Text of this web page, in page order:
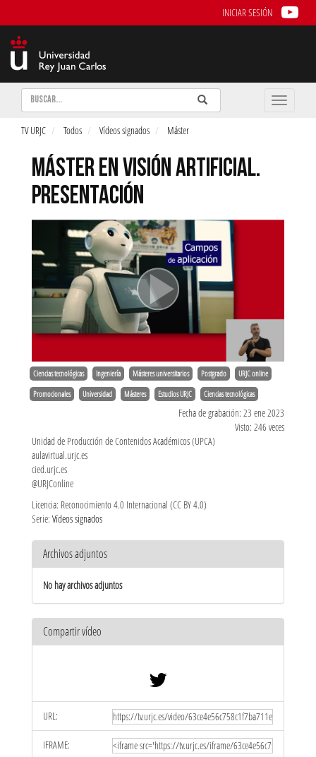
INICIAR SESIÓN
Buscar Enviar
Buscar
Toggle
TV URJC Todos Vídeos signados Máster
MÁSTER EN VISIÓN ARTIFICIAL.
PRESENTACIÓN
Ciencias tecnológicas Ingeniería Másteres universitarios Postgrado URJC online
Promocionales Universidad Másteres Estudios URJC Ciencias tecnológicas
Fecha de grabación: 23 ene 2023
Visto: 246 veces
Unidad de Producción de Contenidos Académicos (UPCA)
aulavirtual.urjc.es
cied.urjc.es
@URJConline
Licencia: Reconocimiento 4.0 Internacional (CC BY 4.0)
Serie: Vídeos signados
Archivos adjuntos
No hay archivos adjuntos
Compartir vídeo
URL:
IFRAME: